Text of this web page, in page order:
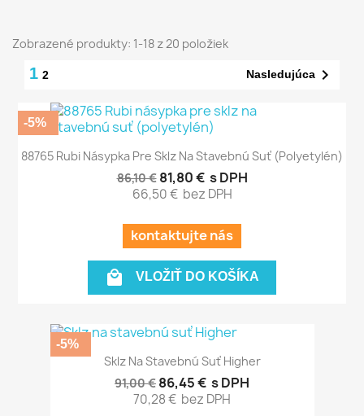
Zobrazené produkty: 1-18 z 20 položiek
1 2 Nasledujúca 
88765 Rubi Násypka Pre Sklz Na Stavebnú Suť (polyetylén)
86,10 € 81,80 € s DPH
66,50 € bez DPH
kontaktujte nás
 VLOŽIŤ DO KOŠÍKA
-5%
Sklz Na Stavebnú Suť Higher
91,00 € 86,45 € s DPH
70,28 € bez DPH
-5%